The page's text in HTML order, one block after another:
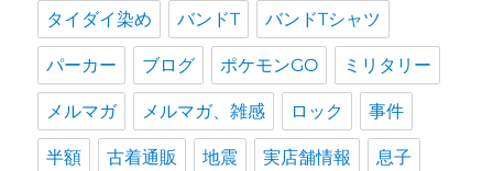
タイダイ染め バンドT バンドTシャツ
パーカー ブログ ポケモンGO ミリタリー
メルマガ メルマガ、雑感 ロック 事件
半額 古着通販 地震 実店舗情報 息子